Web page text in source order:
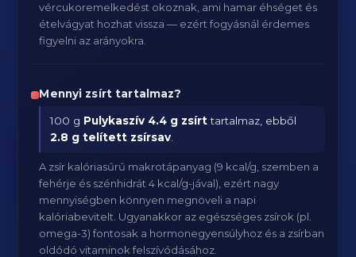
vércukoremelkedést okoznak, ami hamar éhséget és
ételvágyat hozhat vissza — ezért fogyásnál érdemes
figyelni az arányokra.
Mennyi zsírt tartalmaz?
100 g Pulykaszív 4.4 g zsírttartalmaz, ebből
2.8 g telített zsírsav
A zsír kalóriasűrű makrotápanyag (9 kcal/g, szemben a
fehérje és szénhidrát 4 kcal/g-jával), ezért nagy
mennyiségben könnyen megnöveli a napi
kalóriabevitelt. Ugyanakkor az egészséges zsírok (pl.
omega-3) fontosak a hormonegyensúlyhoz és a zsírban
oldódó vitaminok felszívódásához.